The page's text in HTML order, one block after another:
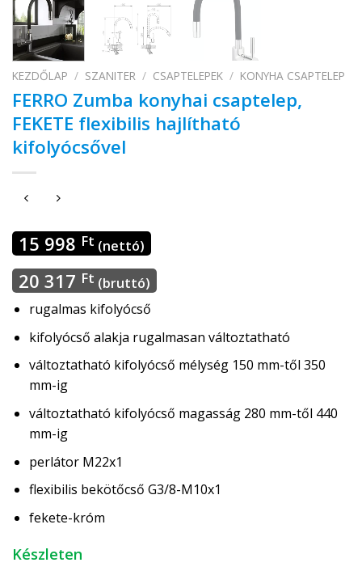
KEZDŐLAP / SZANITER / CSAPTELEPEK / KONYHA CSAPTELEP
FERRO Zumba konyhai csaptelep,
FEKETE flexibilis hajlítható
kifolyócsővel
15 998 Ft (nettó)
20 317 Ft (bruttó)
rugalmas kifolyócső
kifolyócső alakja rugalmasan változtatható
változtatható kifolyócső mélység 150 mm-től 350
mm-ig
változtatható kifolyócső magasság 280 mm-től 440
mm-ig
perlátor M22x1
flexibilis bekötőcső G3/8-M10x1
fekete-króm
Készleten